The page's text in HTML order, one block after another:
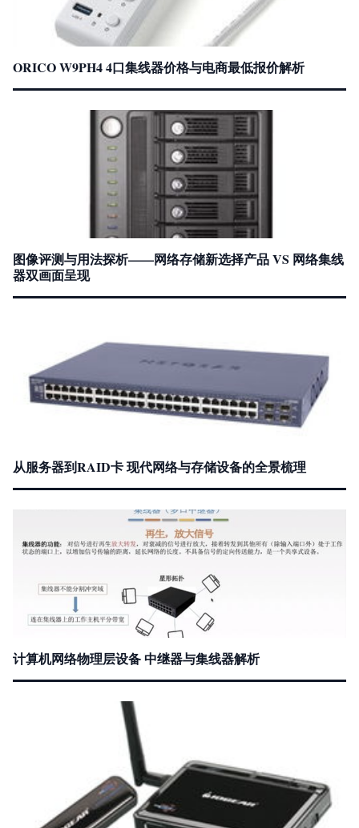
ORICO W9PH4 4口集线器价格与电商最低报价解析
图像评测与用法探析——网络存储新选择产品 VS 网络集线
器双画面呈现
从服务器到RAID卡 现代网络与存储设备的全景梳理
计算机网络物理层设备 中继器与集线器解析